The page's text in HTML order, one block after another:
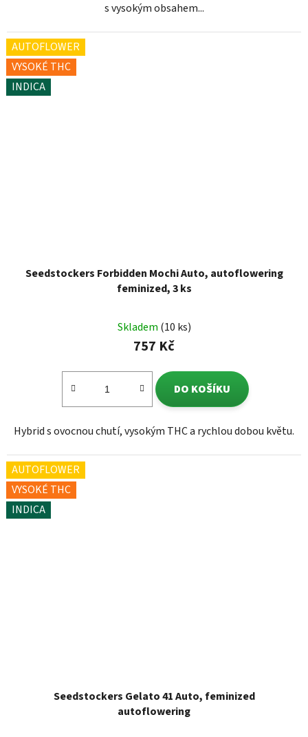
s vysokým obsahem...
AUTOFLOWER
VYSOKÉ THC
INDICA
Seedstockers Forbidden Mochi Auto, autoflowering
feminized, 3 ks
Skladem (10 ks)
757 Kč
DO KOŠÍKU
Hybrid s ovocnou chutí, vysokým THC a rychlou dobou květu.
AUTOFLOWER
VYSOKÉ THC
INDICA
Seedstockers Gelato 41 Auto, feminized
autoflowering